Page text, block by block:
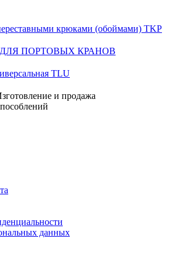
крюками (обоймами) TKP
ПОРТОВЫХ КРАНОВ
TLU
и продажа
данных